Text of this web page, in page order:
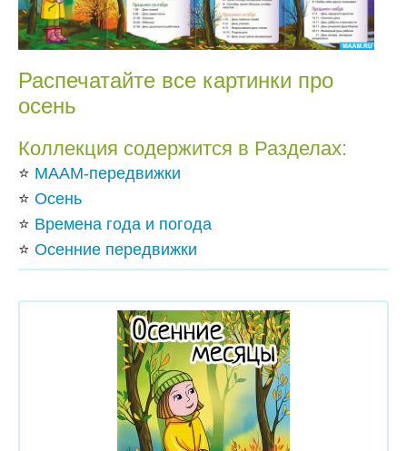
Распечатайте все картинки про
осень
Коллекция содержится в Разделах:
⭐ МААМ-передвижки
⭐ Осень
⭐ Времена года и погода
⭐ Осенние передвижки